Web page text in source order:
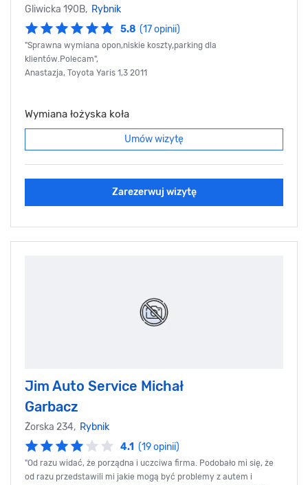
Gliwicka 190B, Rybnik
5.8 (17 opinii)
"Sprawna wymiana opon,niskie koszty,parking dla
klientów.Polecam",
Anastazja, Toyota Yaris 1,3 2011
Wymiana łożyska koła
Umów wizytę
Zarezerwuj wizytę
Jim Auto Service Michał
Garbacz
Żorska 234, Rybnik
4.1 (19 opinii)
"Od razu widać, że porządna i uczciwa firma. Podobało mi się, że
od razu przedstawili mi jakie mogą być problemy z autem i